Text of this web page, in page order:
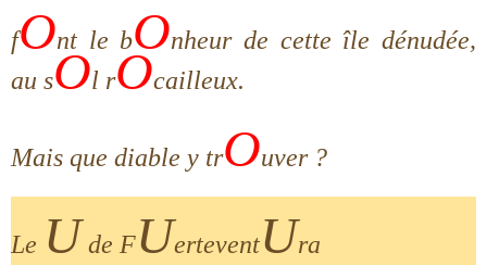
fOnt le bOnheur de cette île dénudée,
au sOl rOcailleux.
Mais que diable y trOuver ?
Le U de FUerteventUra